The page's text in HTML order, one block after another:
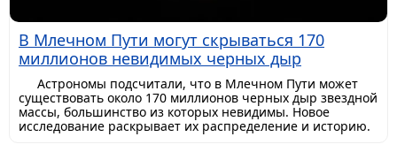
В Млечном Пути могут скрываться 170
миллионов невидимых черных дыр
Астрономы подсчитали, что в Млечном Пути может
существовать около 170 миллионов черных дыр звездной
массы, большинство из которых невидимы. Новое
исследование раскрывает их распределение и историю.